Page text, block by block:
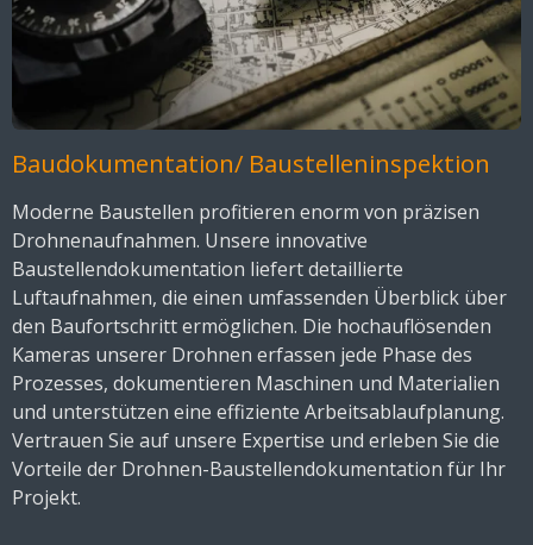
Baudokumentation/ Baustelleninspektion
Moderne Baustellen profitieren enorm von präzisen
Drohnenaufnahmen. Unsere innovative
Baustellendokumentation liefert detaillierte
Luftaufnahmen, die einen umfassenden Überblick über
den Baufortschritt ermöglichen. Die hochauflösenden
Kameras unserer Drohnen erfassen jede Phase des
Prozesses, dokumentieren Maschinen und Materialien
und unterstützen eine effiziente Arbeitsablaufplanung.
Vertrauen Sie auf unsere Expertise und erleben Sie die
Vorteile der Drohnen-Baustellendokumentation für Ihr
Projekt.